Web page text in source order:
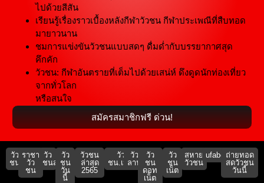
ไปด้วยสีสัน
เรียนรู้เรื่องราวเบื้องหลังกีฬาวัวชน กีฬาประเพณีที่สืบทอด
มายาวนาน
ชมการแข่งขันวัวชนแบบสดๆ ดื่มด่ำกับบรรยากาศสุด
คึกคัก
วัวชน: กีฬาอันตรายที่เต็มไปด้วยเสน่ห์ ดึงดูดนักท่องเที่ยว
จากทั่วโลก
หรือสนใจ
สมัครสมาชิกฟรี ด่วน!
วัว
ชน
ราชา
วัว
ชน
วัว
ชนสด
วัว
ชน
วัน
นี้
วัวชน
ล่าสุด
2565
วัว
ชน.เน็ต
วัว
ลาน
วัว
ชน
ดอท
เน็ต
วัว
ชน
เน็ต
สหาย
วัวชน
ufabet911ถ่ายทอด
สดวัวชน
วันนี้